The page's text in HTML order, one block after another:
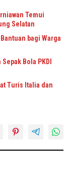
Temui
Selatan
bagi Warga
Bola PKDI
Turis Italia dan